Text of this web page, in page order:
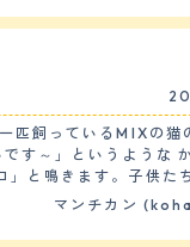
匹飼っているMIXの猫
す～」というような
と鳴きます。子供た
マンチカン